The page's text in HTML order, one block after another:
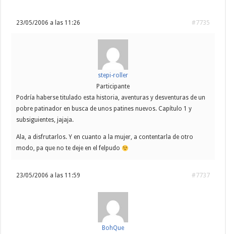
23/05/2006 a las 11:26 #7735
stepi-roller
Participante
Podría haberse titulado esta historia, aventuras y desventuras de un
pobre patinador en busca de unos patines nuevos. Capítulo 1 y
subsiguientes, jajaja.
Ala, a disfrutarlos. Y en cuanto a la mujer, a contentarla de otro
modo, pa que no te deje en el felpudo
23/05/2006 a las 11:59 #7737
BohQue